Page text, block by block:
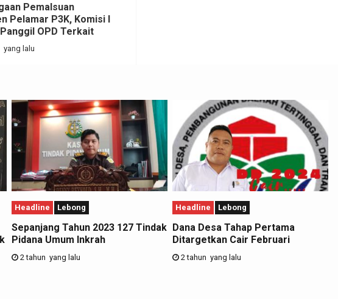
Pemalsuan
Pelamar P3K, Komisi I
OPD Terkait
yang lalu
Headline Lebong
Sepanjang Tahun 2023 127 Tindak
Pidana Umum Inkrah
2 tahun yang lalu
Headline Lebong
Dana Desa Tahap Pertama
Ditargetkan Cair Februari
2 tahun yang lalu